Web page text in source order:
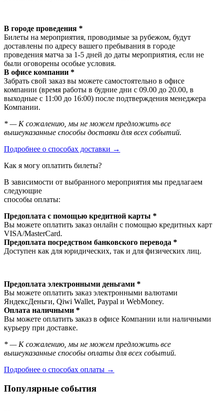
В городе проведения *
Билеты на мероприятия, проводимые за рубежом, будут
доставлены по адресу вашего пребывания в городе
проведения матча за 1-5 дней до даты мероприятия, если не
были оговорены особые условия.
В офисе компании *
Забрать свой заказ вы можете самостоятельно в офисе
компании (время работы в будние дни с 09.00 до 20.00, в
выходные с 11:00 до 16:00) после подтверждения менеджера
Компании.
* — К сожалению, мы не можем предложить все
вышеуказанные способы доставки для всех событий.
Подробнее о способах доставки →
Как я могу оплатить билеты?
В зависимости от выбранного мероприятия мы предлагаем
следующие
способы оплаты:
Предоплата с помощью кредитной карты *
Вы можете оплатить заказ онлайн с помощью кредитных карт
VISA/MasterСard.
Предоплата посредством банковского перевода *
Доступен как для юридических, так и для физических лиц.
Предоплата электронными деньгами *
Вы можете оплатить заказ электронными валютами
ЯндексДеньги, Qiwi Wallet, Paypal и WebMoney.
Оплата наличными *
Вы можете оплатить заказ в офисе Компании или наличными
курьеру при доставке.
* — К сожалению, мы не можем предложить все
вышеуказанные способы оплаты для всех событий.
Подробнее о способах оплаты →
Популярные события